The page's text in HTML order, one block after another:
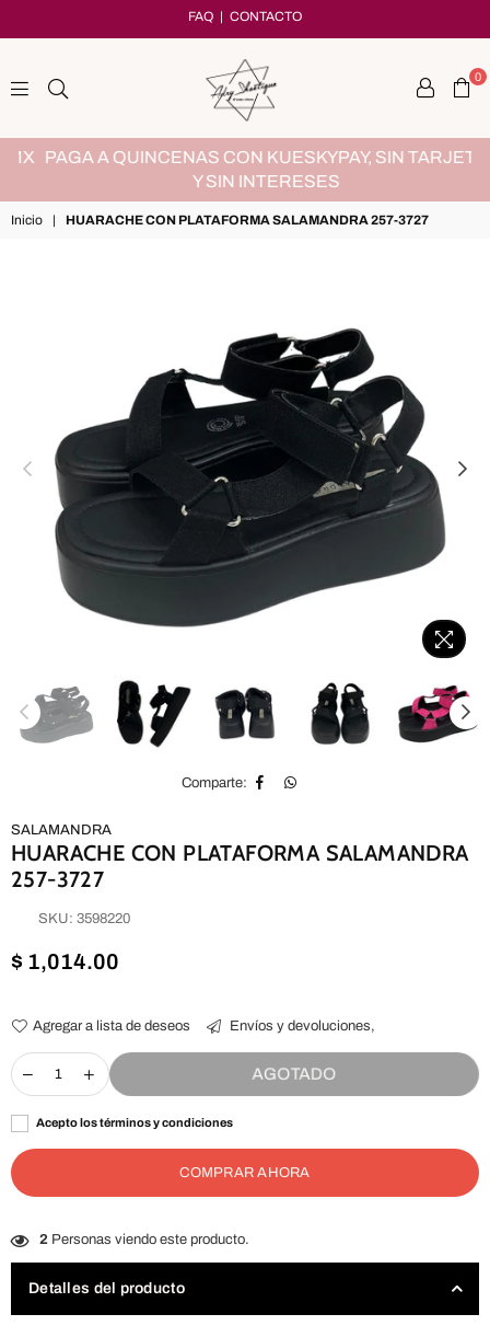
FAQ | CONTACTO
adryshoetique
0
PAGA A QUINCENAS CON KUESKYPAY, SIN TARJETA
Y SIN INTERESES
Inicio | HUARACHE CON PLATAFORMA SALAMANDRA 257-3727
Comparte:
SALAMANDRA
HUARACHE CON PLATAFORMA SALAMANDRA
257-3727
SKU: 3598220
Precio
$ 1,014.00
Agregar a lista de deseos Envíos y devoluciones,
AGOTADO
Acepto los términos y condiciones
COMPRAR AHORA
2 Personas viendo este producto.
Detalles del producto